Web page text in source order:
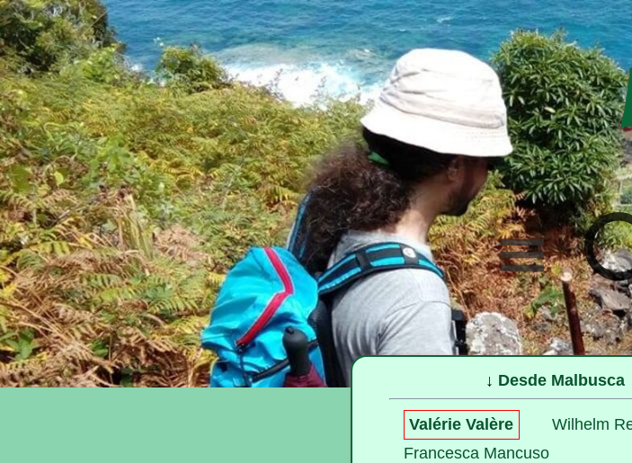
↓ Desde Malbusca
Valérie Valère
Wilhelm
Francesca Mancuso